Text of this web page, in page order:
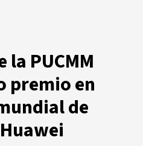
PUCMM
premio en
de